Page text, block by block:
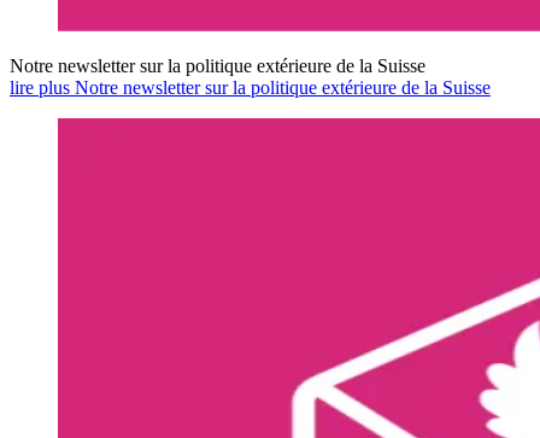
Notre newsletter sur la politique extérieure de la Suisse
lire plus Notre newsletter sur la politique extérieure de la Suisse